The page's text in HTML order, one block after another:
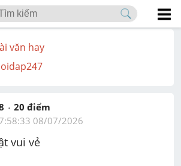
văn hay
20 điểm
08/07/2026
vui vẻ